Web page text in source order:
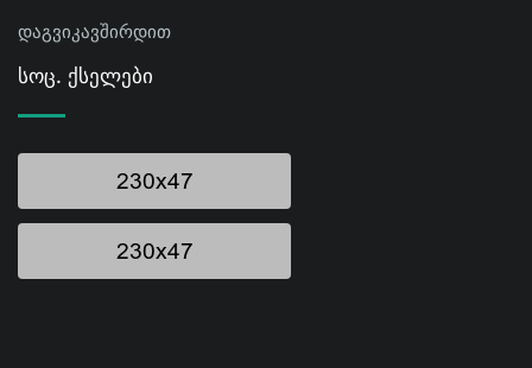
დაგვიკავშირდით
Სოც. Ქსელები